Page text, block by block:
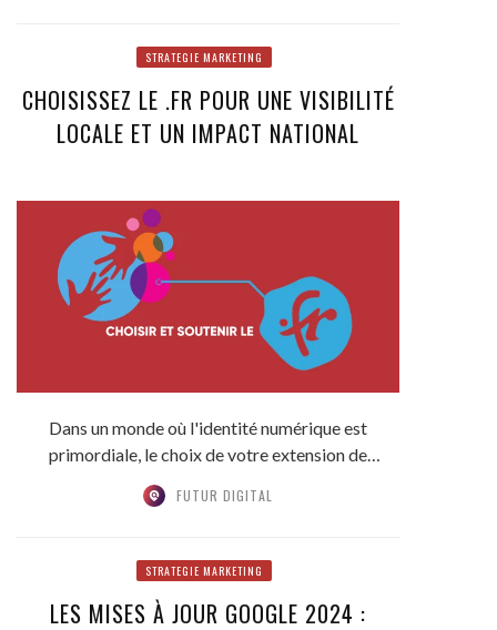
STRATEGIE MARKETING
CHOISISSEZ LE .FR POUR UNE VISIBILITÉ
LOCALE ET UN IMPACT NATIONAL
Dans un monde où l'identité numérique est
primordiale, le choix de votre extension de
domaine joue...
FUTUR DIGITAL
STRATEGIE MARKETING
LES MISES À JOUR GOOGLE 2024 :